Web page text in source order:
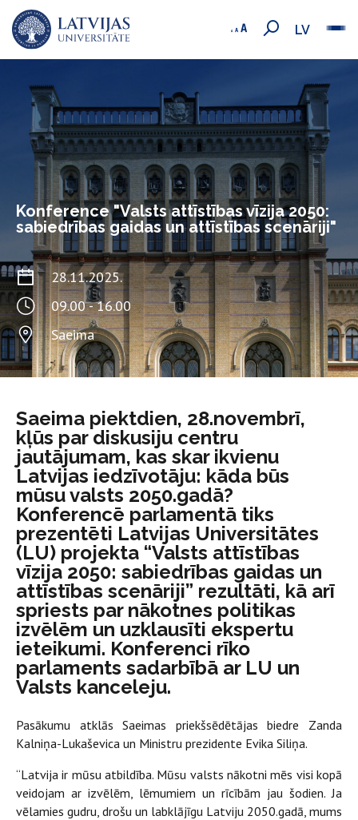
LV
Konference "Valsts attīstības vīzija 2050:
sabiedrības gaidas un attīstības scenāriji"
28.11.2025.
09.00 - 16.00
Saeima
Saeima piektdien, 28.novembrī,
kļūs par diskusiju centru
jautājumam, kas skar ikvienu
Latvijas iedzīvotāju: kāda būs
mūsu valsts 2050.gadā?
Konferencē parlamentā tiks
prezentēti Latvijas Universitātes
(LU) projekta “Valsts attīstības
vīzija 2050: sabiedrības gaidas un
attīstības scenāriji” rezultāti, kā arī
spriests par nākotnes politikas
izvēlēm un uzklausīti ekspertu
ieteikumi. Konferenci rīko
parlaments sadarbībā ar LU un
Valsts kanceleju.
Pasākumu atklās Saeimas priekšsēdētājas biedre Zanda
Kalniņa-Lukaševica un Ministru prezidente Evika Siliņa.
“Latvija ir mūsu atbildība. Mūsu valsts nākotni mēs visi kopā
veidojam ar izvēlēm, lēmumiem un rīcībām jau šodien. Ja
vēlamies gudru, drošu un labklājīgu Latviju 2050.gadā, mums